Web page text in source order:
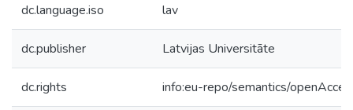
dc.language.iso lav
dc.publisher Latvijas Universitāte
dc.rights info:eu-repo/semantics/